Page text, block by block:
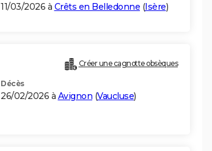
11/03/2026 à Crêts en Belledonne (Isère)
Créer une cagnotte obsèques
Décès
26/02/2026 à Avignon (Vaucluse)